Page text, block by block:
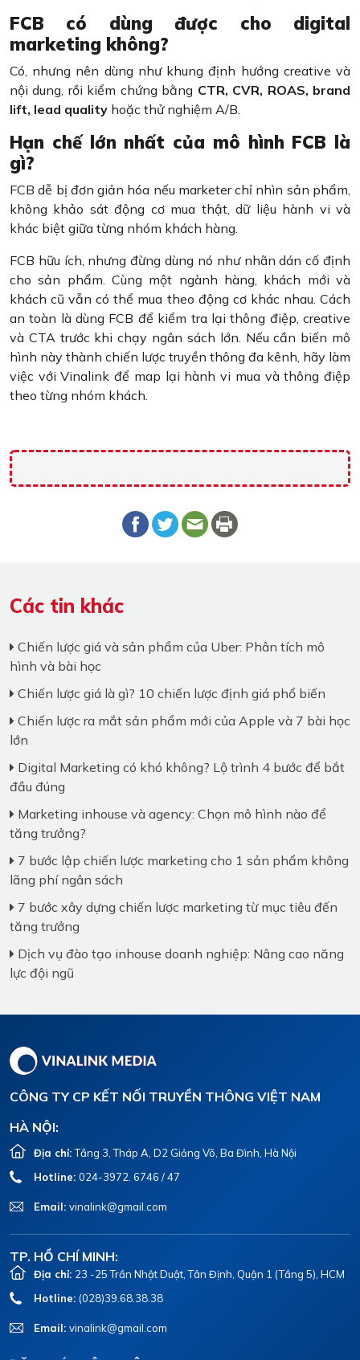
FCB có dùng được cho digital
marketing không?
Có, nhưng nên dùng như khung định hướng creative và
nội dung, rồi kiểm chứng bằng CTR, CVR, ROAS, brand
lift, lead quality hoặc thử nghiệm A/B.
Hạn chế lớn nhất của mô hình FCB là
gì?
FCB dễ bị đơn giản hóa nếu marketer chỉ nhìn sản phẩm,
không khảo sát động cơ mua thật, dữ liệu hành vi và
khác biệt giữa từng nhóm khách hàng.
FCB hữu ích, nhưng đừng dùng nó như nhãn dán cố định
cho sản phẩm. Cùng một ngành hàng, khách mới và
khách cũ vẫn có thể mua theo động cơ khác nhau. Cách
an toàn là dùng FCB để kiểm tra lại thông điệp, creative
và CTA trước khi chạy ngân sách lớn. Nếu cần biến mô
hình này thành chiến lược truyền thông đa kênh, hãy làm
việc với Vinalink để map lại hành vi mua và thông điệp
theo từng nhóm khách.
Các tin khác
Chiến lược giá và sản phẩm của Uber: Phân tích mô
hình và bài học
Chiến lược giá là gì? 10 chiến lược định giá phổ biến
Chiến lược ra mắt sản phẩm mới của Apple và 7 bài học
lớn
Digital Marketing có khó không? Lộ trình 4 bước để bắt
đầu đúng
Marketing inhouse và agency: Chọn mô hình nào để
tăng trưởng?
7 bước lập chiến lược marketing cho 1 sản phẩm không
lãng phí ngân sách
7 bước xây dựng chiến lược marketing từ mục tiêu đến
tăng trưởng
Dịch vụ đào tạo inhouse doanh nghiệp: Nâng cao năng
lực đội ngũ
CÔNG TY CP KẾT NỐI TRUYỀN THÔNG VIỆT NAM
HÀ NỘI:
Địa chỉ:Tầng 3, Tháp A, D2 Giảng Võ, Ba Đình, Hà Nội
Hotline: 024-3972. 6746 / 47
Email: vinalink@gmail.com
TP. HỒ CHÍ MINH:
Địa chỉ: 23 -25 Trần Nhật Duật, Tân Định, Quận 1 (Tầng 5), HCM
Hotline: (028)39.68.38.38
Email: vinalink@gmail.com